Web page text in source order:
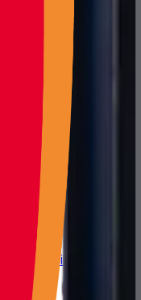
Bilgisayar
Bilgisayar
Bilgisayar